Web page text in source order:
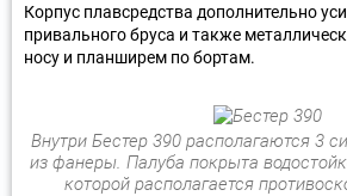
Корпус плавсредства дополнительно
привального бруса и также
носу и планширем по бортам.
Внутри Бестер 390 располагаются 3
из фанеры. Палуба покрыта
которой располагается